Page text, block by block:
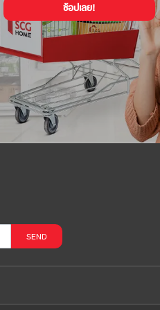
ช้อปเลย!
SEND